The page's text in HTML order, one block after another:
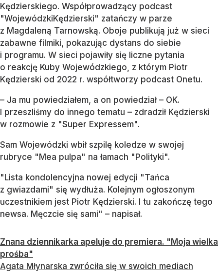
Kędzierskiego. Współprowadzący podcast
"WojewódzkiKędzierski" zatańczy w parze
z Magdaleną Tarnowską. Oboje publikują już w sieci
zabawne filmiki, pokazując dystans do siebie
i programu. W sieci pojawiły się liczne pytania
o reakcję Kuby Wojewódzkiego, z którym Piotr
Kędzierski od 2022 r. współtworzy podcast Onetu.
– Ja mu powiedziałem, a on powiedział – OK.
I przeszliśmy do innego tematu – zdradził Kędzierski
w rozmowie z "Super Expressem".
Sam Wojewódzki wbił szpilę koledze w swojej
rubryce "Mea pulpa" na łamach "Polityki".
"Lista kondolencyjna nowej edycji "Tańca
z gwiazdami" się wydłuża. Kolejnym ogłoszonym
uczestnikiem jest Piotr Kędzierski. I tu zakończę tego
newsa. Męczcie się sami" – napisał.
Znana dziennikarka apeluje do premiera. "Moja wielka
prośba"
Agata Młynarska zwróciła się w swoich mediach